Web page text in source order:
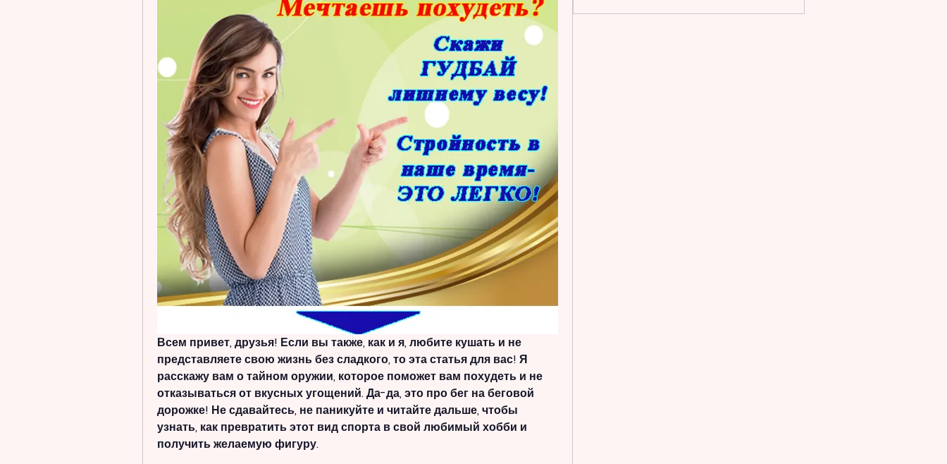
Всем привет, друзья! Если вы также, как и я, любите кушать и не
представляете свою жизнь без сладкого, то эта статья для вас! Я
расскажу вам о тайном оружии, которое поможет вам похудеть и не
отказываться от вкусных угощений. Да-да, это про бег на беговой
дорожке! Не сдавайтесь, не паникуйте и читайте дальше, чтобы
узнать, как превратить этот вид спорта в свой любимый хобби и
получить желаемую фигуру.